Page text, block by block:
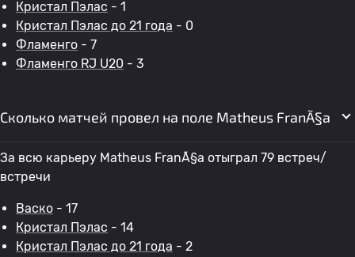
Кристал Пэлас - 1
Кристал Пэлас до 21 года - 0
Фламенго - 7
Фламенго RJ U20 - 3
Сколько матчей провел на поле Matheus FranÃ§a
За всю карьеру Matheus FranÃ§a отыграл 79 встреч/
встречи
Васко - 17
Кристал Пэлас - 14
Кристал Пэлас до 21 года - 2